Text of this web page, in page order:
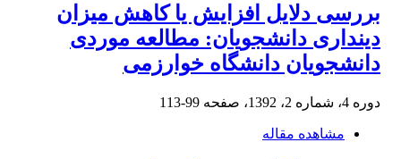
بررسی دلایل افزایش یا کاهش میزان
دینداری دانشجویان: مطالعه موردی
دانشجویان دانشگاه خوارزمی
دوره 4، شماره 2، 1392، صفحه 99-113
مشاهده مقاله